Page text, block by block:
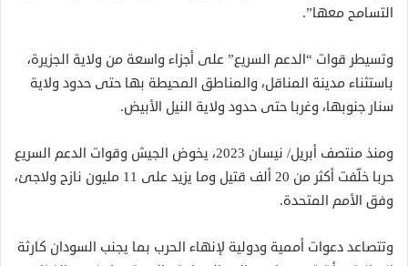
التسامح معها”.
وتسيطر قوات “الدعم السريع” على أجزاء واسعة من ولاية الجزيرة،
باستثناء مدينة المناقل، والمناطق المحيطة بها حتى حدود ولاية
سنار جنوبها، وغربا حتى حدود ولاية النيل الأبيض.
ومنذ منتصف أبريل/ نيسان 2023، يخوض الجيش وقوات الدعم السريع
حربا خلّفت أكثر من 20 ألف قتيل وما يزيد على 11 مليون نازح ولاجئ،
وفق الأمم المتحدة.
وتتصاعد دعوات أممية ودولية لإنهاء الحرب بما يجنب السودان كارثة